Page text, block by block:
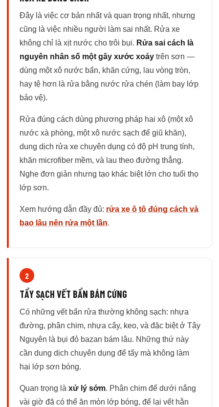
Đây là việc cơ bản nhất và quan trọng nhất, nhưng
cũng là việc nhiều người làm sai nhất. Rửa xe
không chỉ là xịt nước cho trôi bụi. Rửa sai cách là
nguyên nhân số một gây xước xoáy trên sơn —
dùng một xô nước bẩn, khăn cứng, lau vòng tròn,
hay tệ hơn là rửa bằng nước rửa chén (làm bay lớp
bảo vệ).
Rửa đúng cách dùng phương pháp hai xô (một xô
nước xà phòng, một xô nước sạch để giũ khăn),
dung dịch rửa xe chuyên dụng có độ pH trung tính,
khăn microfiber mềm, và lau theo đường thẳng.
Nghe đơn giản nhưng tạo khác biệt lớn cho tuổi thọ
lớp sơn.
Xem hướng dẫn đầy đủ: rửa xe ô tô đúng cách và
bao lâu nên rửa một lần.
2
TẨY SẠCH VẾT BẨN BÁM CỨNG
Có những vết bẩn rửa thường không sạch: nhựa
đường, phân chim, nhựa cây, keo, và đặc biệt ở Tây
Nguyên là bụi đỏ bazan bám lâu. Những thứ này
cần dung dịch chuyên dụng để tẩy mà không làm
hại lớp sơn bóng.
Quan trọng là xử lý sớm. Phân chim để dưới nắng
vài giờ đã có thể ăn mòn lớp bóng, để lại vết hằn